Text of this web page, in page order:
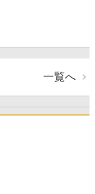
一覧へ